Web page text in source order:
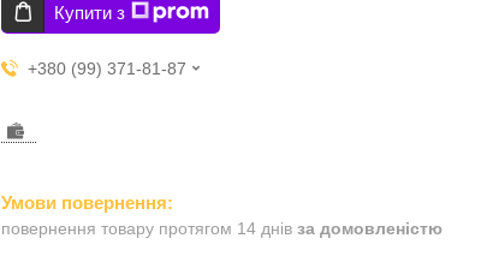
Купити з
+380 (99) 371-81-87
повернення товару протягом 14 днів за домовленістю